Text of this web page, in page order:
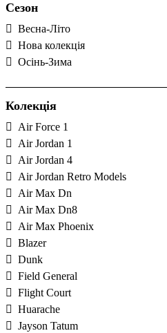
Сезон
Весна-Літо
Нова колекція
Осінь-Зима
Колекція
Air Force 1
Air Jordan 1
Air Jordan 4
Air Jordan Retro Models
Air Max Dn
Air Max Dn8
Air Max Phoenix
Blazer
Dunk
Field General
Flight Court
Huarache
Jayson Tatum